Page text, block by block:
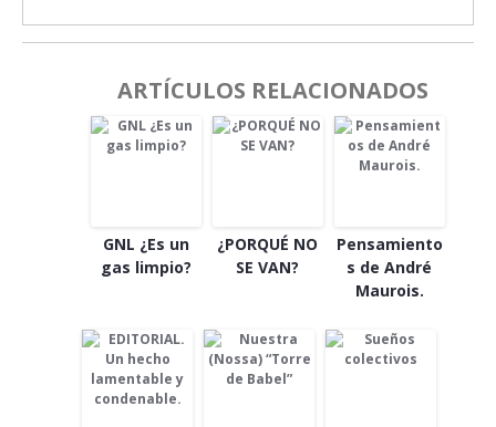
ARTÍCULOS RELACIONADOS
GNL ¿Es un
gas limpio?
¿PORQUÉ NO
SE VAN?
Pensamiento
s de André
Maurois.